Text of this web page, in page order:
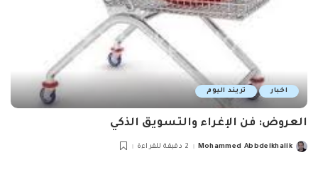
اخبار تريند اليوم
العروض: فن الإغراء والتسويق الذكي
Posted
Mohammed Abbdelkhalik 2 دقيقة للقراءة